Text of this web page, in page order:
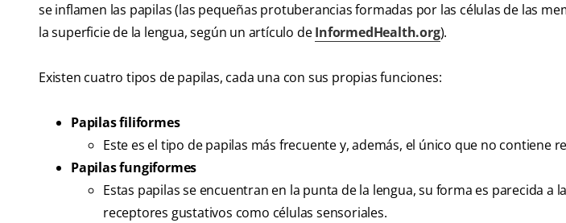
se inflamen las papilas (las pequeñas protuberancias formadas por las células de las
la superficie de la lengua, según un artículo deInformedHealth.org).
Existen cuatro tipos de papilas, cada una con sus propias funciones:
Papilas filiformes
Este es el tipo de papilas más frecuente y, además, el único que no contiene
Papilas fungiformes
Estas papilas se encuentran en la punta de la lengua, su forma es parecida a
receptores gustativos como células sensoriales.